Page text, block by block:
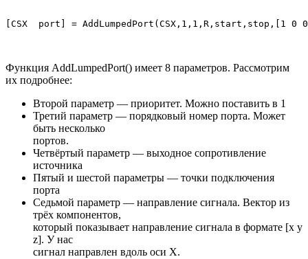
Функция AddLumpedPort() имеет 8 параметров. Рассмотрим
их подробнее:
Второй параметр — приоритет. Можно поставить в 1
Третий параметр — порядковый номер порта. Может
быть несколько
портов.
Четвёртый параметр — выходное сопротивление
источника
Пятый и шестой параметры — точки подключения
порта
Седьмой параметр — направление сигнала. Вектор из
трёх компонентов,
который показывает направление сигнала в формате [x y
z]. У нас
сигнал направлен вдоль оси X.